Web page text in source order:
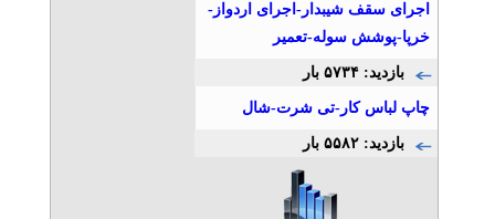
اجرای سقف شیبدار-اجرای اردواز-
خرپا-پوشش سوله-تعمیر
بازدید: ۵۷۳۴ بار
چاپ لباس کار-تی شرت-شال
بازدید: ۵۵۸۲ بار